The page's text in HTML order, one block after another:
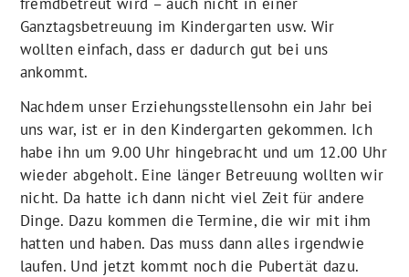
Ganztagsbetreuung im Kindergarten usw. Wir
wollten einfach, dass er dadurch gut bei uns
ankommt.
Nachdem unser Erziehungsstellensohn ein Jahr bei
uns war, ist er in den Kindergarten gekommen. Ich
habe ihn um 9.00 Uhr hingebracht und um 12.00 Uhr
wieder abgeholt. Eine länger Betreuung wollten wir
nicht. Da hatte ich dann nicht viel Zeit für andere
Dinge. Dazu kommen die Termine, die wir mit ihm
hatten und haben. Das muss dann alles irgendwie
laufen. Und jetzt kommt noch die Pubertät dazu.